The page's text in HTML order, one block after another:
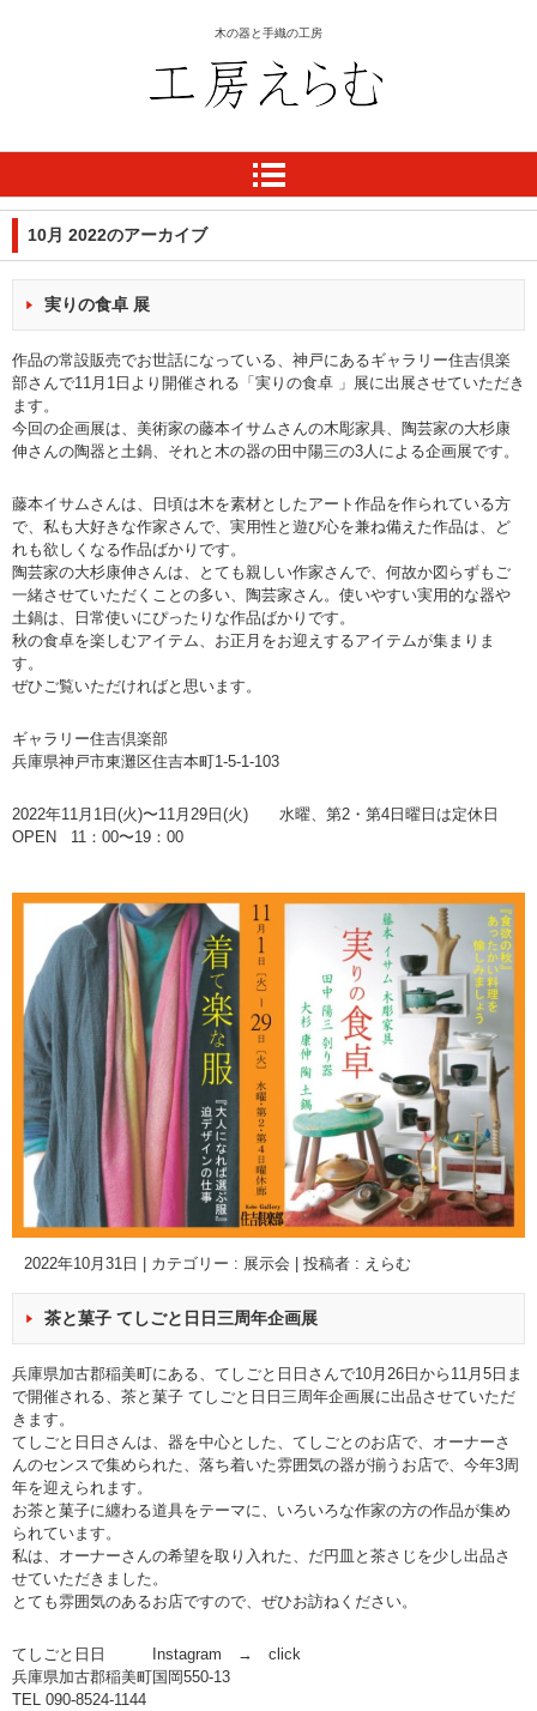
木の器と手織の工房
10月 2022のアーカイブ
実りの食卓 展
作品の常設販売でお世話になっている、神戸にあるギャラリー住吉倶楽
部さんで11月1日より開催される「実りの食卓 」展に出展させていただき
ます。
今回の企画展は、美術家の藤本イサムさんの木彫家具、陶芸家の大杉康
伸さんの陶器と土鍋、それと木の器の田中陽三の3人による企画展です。
藤本イサムさんは、日頃は木を素材としたアート作品を作られている方
で、私も大好きな作家さんで、実用性と遊び心を兼ね備えた作品は、ど
れも欲しくなる作品ばかりです。
陶芸家の大杉康伸さんは、とても親しい作家さんで、何故か図らずもご
一緒させていただくことの多い、陶芸家さん。使いやすい実用的な器や
土鍋は、日常使いにぴったりな作品ばかりです。
秋の食卓を楽しむアイテム、お正月をお迎えするアイテムが集まりま
す。
ぜひご覧いただければと思います。
ギャラリー住吉倶楽部
兵庫県神戸市東灘区住吉本町1-5-1-103
2022年11月1日(火)〜11月29日(火) 水曜、第2・第4日曜日は定休日
OPEN 11：00〜19：00
2022年10月31日 カテゴリー : 展示会 投稿者 : えらむ
茶と菓子 てしごと日日三周年企画展
兵庫県加古郡稲美町にある、てしごと日日さんで10月26日から11月5日ま
で開催される、茶と菓子 てしごと日日三周年企画展に出品させていただ
きます。
てしごと日日さんは、器を中心とした、てしごとのお店で、オーナーさ
んのセンスで集められた、落ち着いた雰囲気の器が揃うお店で、今年3周
年を迎えられます。
お茶と菓子に纏わる道具をテーマに、いろいろな作家の方の作品が集め
られています。
私は、オーナーさんの希望を取り入れた、だ円皿と茶さじを少し出品さ
せていただきました。
とても雰囲気のあるお店ですので、ぜひお訪ねください。
てしごと日日 Instagram → click
兵庫県加古郡稲美町国岡550-13
TEL 090-8524-1144